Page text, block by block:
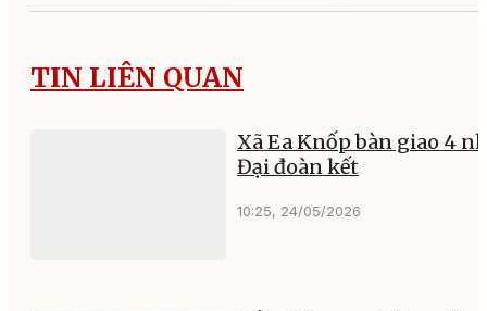
TIN LIÊN QUAN
Xã Ea Knốp bàn giao 4
Đại đoàn kết
10:25, 24/05/2026